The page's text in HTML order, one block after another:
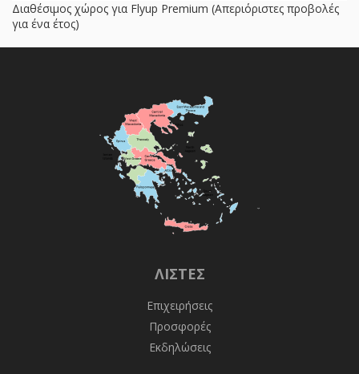
Διαθέσιμος χώρος για Flyup Premium (Απεριόριστες προβολές
για ένα έτος)
ΛΊΣΤΕΣ
Επιχειρήσεις
Προσφορές
Εκδηλώσεις